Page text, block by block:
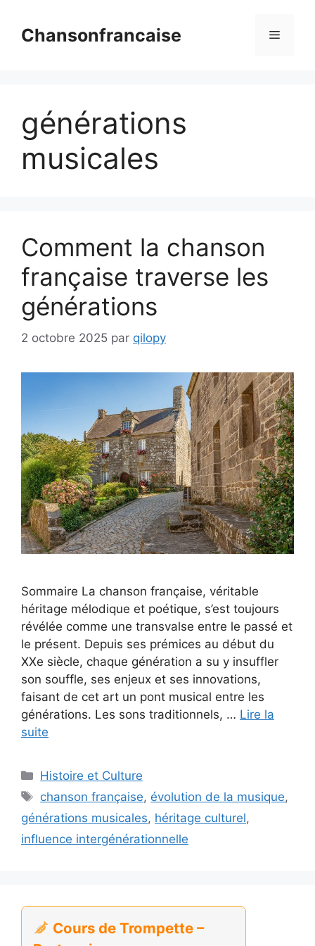
contenuChansonfrancaise Menu
générations
musicales
Comment la chanson
française traverse les
générations
2 octobre 2025 par qilopy
Sommaire La chanson française, véritable
héritage mélodique et poétique, s’est toujours
révélée comme une transvalse entre le passé et
le présent. Depuis ses prémices au début du
XXe siècle, chaque génération a su y insuffler
son souffle, ses enjeux et ses innovations,
faisant de cet art un pont musical entre les
générations. Les sons traditionnels, … Lire la
suite
Catégories
Histoire et Culture
Étiquettes
chanson française, évolution de la musique,
générations musicales, héritage culturel,
influence intergénérationnelle
Cours de Trompette –